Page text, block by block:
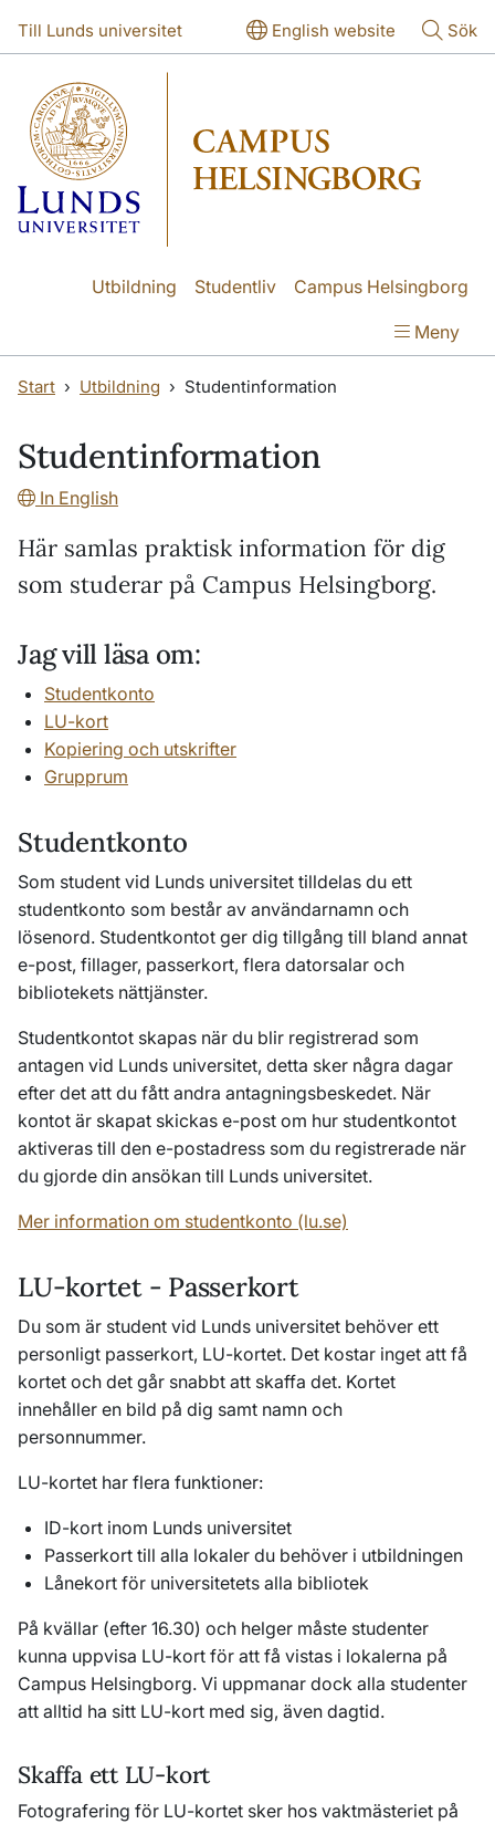
Till Lunds universitet English website Sök
Utbildning Studentliv Campus Helsingborg
Meny
Start Utbildning Studentinformation
Studentinformation
In English
Här samlas praktisk information för dig
som studerar på Campus Helsingborg.
Jag vill läsa om:
Studentkonto
LU-kort
Kopiering och utskrifter
Grupprum
Studentkonto
Som student vid Lunds universitet tilldelas du ett
studentkonto som består av användarnamn och
lösenord. Studentkontot ger dig tillgång till bland annat
e-post, fillager, passerkort, flera datorsalar och
bibliotekets nättjänster.
Studentkontot skapas när du blir registrerad som
antagen vid Lunds universitet, detta sker några dagar
efter det att du fått andra antagningsbeskedet. När
kontot är skapat skickas e-post om hur studentkontot
aktiveras till den e-postadress som du registrerade när
du gjorde din ansökan till Lunds universitet.
Mer information om studentkonto (lu.se)
LU-kortet - Passerkort
Du som är student vid Lunds universitet behöver ett
personligt passerkort, LU-kortet. Det kostar inget att få
kortet och det går snabbt att skaffa det. Kortet
innehåller en bild på dig samt namn och
personnummer.
LU-kortet har flera funktioner:
ID-kort inom Lunds universitet
Passerkort till alla lokaler du behöver i utbildningen
Lånekort för universitetets alla bibliotek
På kvällar (efter 16.30) och helger måste studenter
kunna uppvisa LU-kort för att få vistas i lokalerna på
Campus Helsingborg. Vi uppmanar dock alla studenter
att alltid ha sitt LU-kort med sig, även dagtid.
Skaffa ett LU-kort
Fotografering för LU-kortet sker hos vaktmästeriet på